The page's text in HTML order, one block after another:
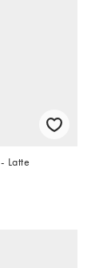
Latte